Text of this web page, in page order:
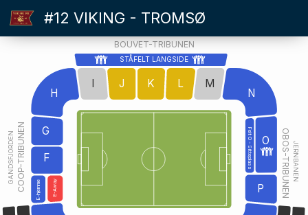
#12 VIKING - TROMSØ
J K L M
N
Felt O - Sitteplass
P
F
G
H
E-Away
E-hjemme
O
STÅFELT LANGSIDE
BOUVET-TRIBUNEN
OBOS-TRIBUNENJERNBANEN
COOP-TRIBUNEN
GANDSFJORDEN